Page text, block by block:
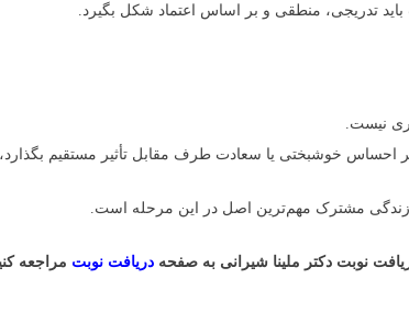
تدریجی، منطقی و بر اساس اعتماد شکل بگیرد.
نیست.
بر احساس خوشبختی یا سعادت طرف مقابل تأثیر مستقیم
مشترک مهم‌ترین اصل در این مرحله است.
نوبت دکتر ملینا شیرانی به صفحهدریافت نوبت مراجعه